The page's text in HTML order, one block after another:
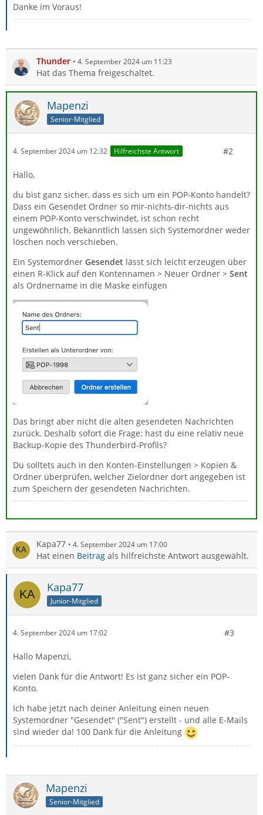
Danke im Voraus!
Thunder 4. September 2024 um 11:23
Hat das Thema freigeschaltet.
Mapenzi
Senior-Mitglied
4. September 2024 um 12:32 Hilfreichste Antwort #2
Hallo,
du bist ganz sicher, dass es sich um ein POP-Konto handelt?
Dass ein Gesendet Ordner so mir-nichts-dir-nichts aus
einem POP-Konto verschwindet, ist schon recht
ungewöhnlich. Bekanntlich lassen sich Systemordner weder
löschen noch verschieben.
Ein Systemordner Gesendet lässt sich leicht erzeugen über
einen R-Klick auf den Kontennamen > Neuer Ordner > Sent
als Ordnername in die Maske einfügen
Das bringt aber nicht die alten gesendeten Nachrichten
zurück. Deshalb sofort die Frage: hast du eine relativ neue
Backup-Kopie des Thunderbird-Profils?
Du solltets auch in den Konten-Einstellungen > Kopien &
Ordner überprüfen, welcher Zielordner dort angegeben ist
zum Speichern der gesendeten Nachrichten.
Kapa77 4. September 2024 um 17:00
Hat einen Beitrag als hilfreichste Antwort ausgewählt.
Kapa77
Junior-Mitglied
4. September 2024 um 17:02 #3
Hallo Mapenzi,
vielen Dank für die Antwort! Es ist ganz sicher ein POP-
Konto.
Ich habe jetzt nach deiner Anleitung einen neuen
Systemordner "Gesendet" ("Sent") erstellt - und alle E-Mails
sind wieder da! 100 Dank für die Anleitung
Mapenzi
Senior-Mitglied